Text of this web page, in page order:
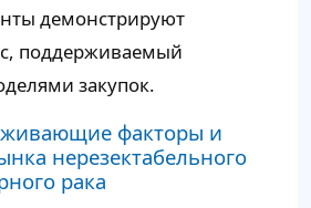
демонстрируют
поддерживаемый
закупок.
факторы и
нерезектабельного
рака